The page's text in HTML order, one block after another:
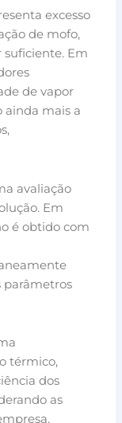
excesso
de mofo,
suficiente. Em
de vapor
ainda mais a
avaliação
Em
é obtido com
parâmetros
térmico,
dos
as